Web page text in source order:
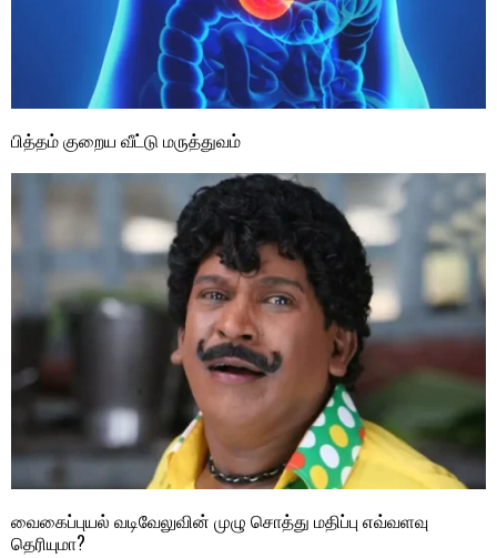
பித்தம் குறைய வீட்டு மருத்துவம்
வைகைப்புயல் வடிவேலுவின் முழு சொத்து மதிப்பு எவ்வளவு
தெரியுமா?